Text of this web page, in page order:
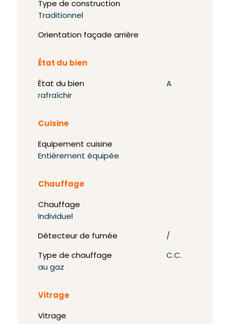
Type de construction
Traditionnel
Orientation façade arrière
État du bien
État du bien
A
rafraîchir
Cuisine
Equipement cuisine
Entièrement équipée
Chauffage
Chauffage
Individuel
Détecteur de fumée /
Type de chauffage
C.C.
au gaz
Vitrage
Vitrage